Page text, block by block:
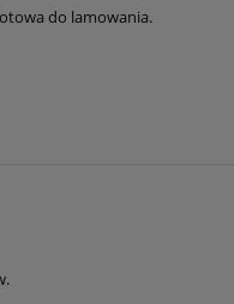
do lamowania.